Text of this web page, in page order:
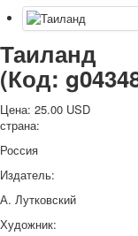
Таиланд
(Код:
Цена: 25.00 USD
страна:
Россия
Издатель:
А. Лутковский
Художник: